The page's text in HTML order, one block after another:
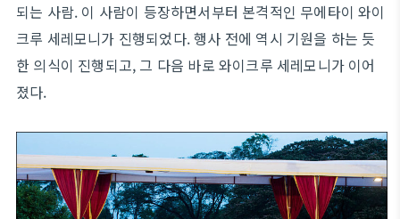
되는 사람. 이 사람이 등장하면서부터 본격적인 무에타이 와이
크루 세레모니가 진행되었다. 행사 전에 역시 기원을 하는 듯
한 의식이 진행되고, 그 다음 바로 와이크루 세레모니가 이어
졌다.